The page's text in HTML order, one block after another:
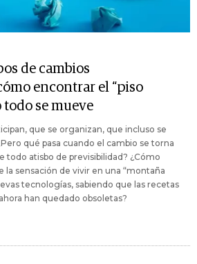
de cambios
encontrar el “piso
se mueve
que se organizan, que incluso se
qué pasa cuando el cambio se torna
todo atisbo de previsibilidad? ¿Cómo
la sensación de vivir en una “montaña
tecnologías, sabiendo que las recetas
han quedado obsoletas?